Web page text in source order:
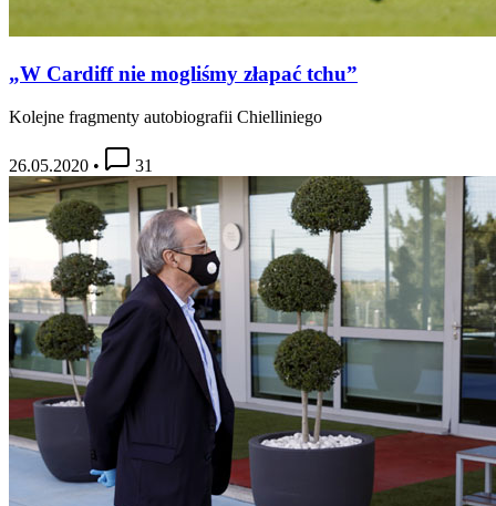
„W Cardiff nie mogliśmy złapać tchu”
Kolejne fragmenty autobiografii Chielliniego
26.05.2020 • 31